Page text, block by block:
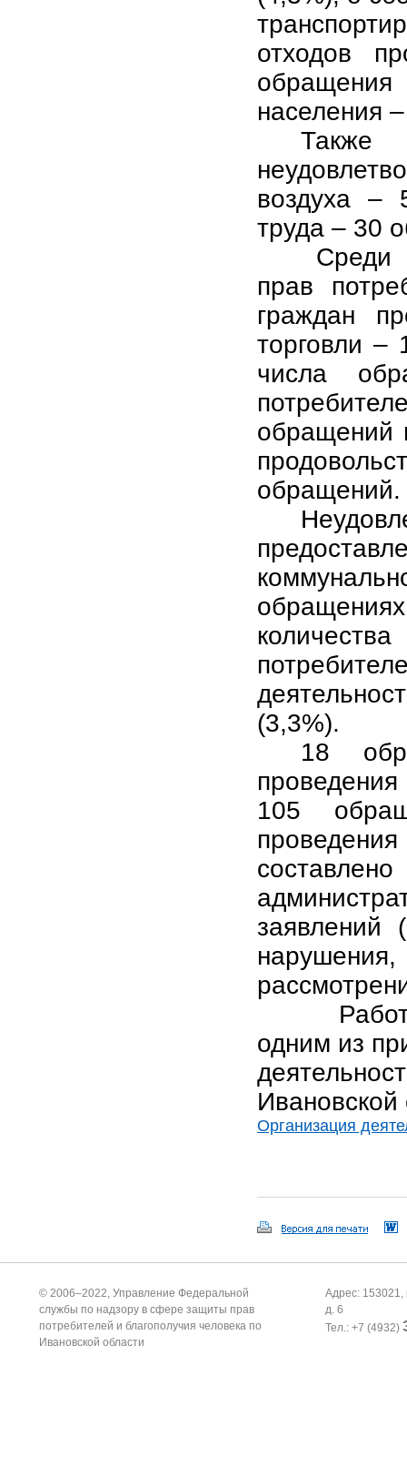
отходов
обращения
населения
воздуха –
труда – 30
Среди
прав
граждан
торговли
числа
обращений
обращений.
(3,3%).
18
105
заявлений
одним из
Организация
© 2006–2022, Управление Федеральной
службы по надзору в сфере защиты прав
потребителей и благополучия человека по
Ивановской области
Адрес: 153021,
д. 6
Тел.: +7 (4932)